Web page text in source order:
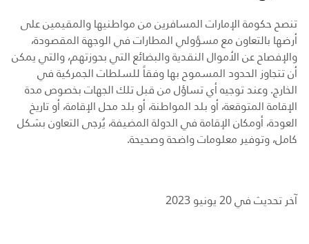
تنصح حكومة الإمارات المسافرين من مواطنيها والمقيمين على
أرضها بالتعاون مع مسؤولي المطارات في الوجهة المقصودة،
والإفصاح عن الأموال النقدية والبضائع التي بحوزتهم، والتي يمكن
أن تتجاوز الحدود المسموح بها وفقاً للسلطات الجمركية في
الخارج. وعند توجيه أي تساؤل من قبل تلك الجهات بخصوص مدة
الإقامة المتوقعة، أو بلد المواطنة، أو بلد محل الإقامة، أو تاريخ
العودة، أومكان الإقامة في الدولة المضيفة، يُرجى التعاون بشكل
كامل، وتوفير معلومات واضحة وصحيحة.
آخر تحديث في 20 يونيو 2023